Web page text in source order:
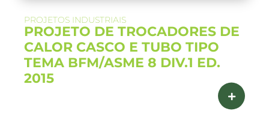
PROJETOS INDUSTRIAIS
PROJETO DE TROCADORES DE
CALOR CASCO E TUBO TIPO
TEMA BFM/ASME 8 DIV.1 ED.
2015